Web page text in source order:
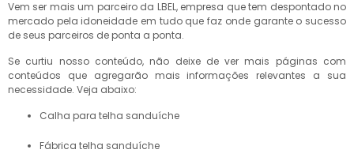
Vem ser mais um parceiro da LBEL, empresa que tem despontado no
mercado pela idoneidade em tudo que faz onde garante o sucesso
de seus parceiros de ponta a ponta.
Se curtiu nosso conteúdo, não deixe de ver mais páginas com
conteúdos que agregarão mais informações relevantes a sua
necessidade. Veja abaixo:
calha para telha sanduíche
fábrica telha sanduíche